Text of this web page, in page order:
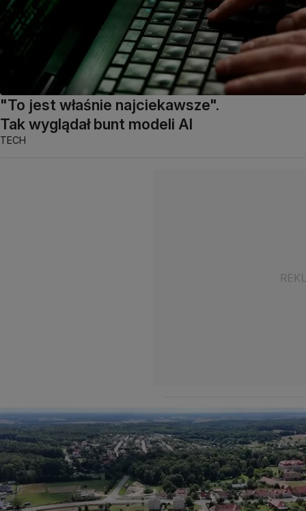
"To jest właśnie najciekawsze".
Tak wyglądał bunt modeli AI
TECH